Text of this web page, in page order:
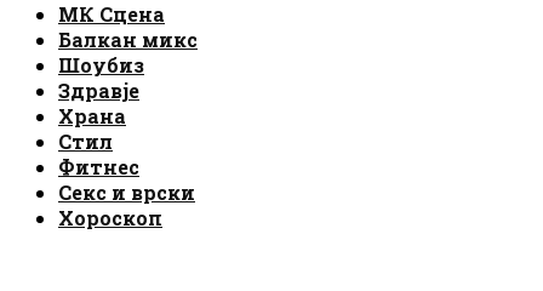
МК Сцена
Балкан микс
Шоубиз
Здравје
Храна
Стил
Фитнес
Секс и врски
Хороскоп